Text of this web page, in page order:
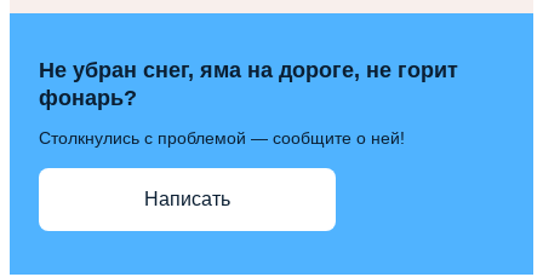
Не убран снег, яма на дороге, не горит
фонарь?
Столкнулись с проблемой — сообщите о ней!
Написать